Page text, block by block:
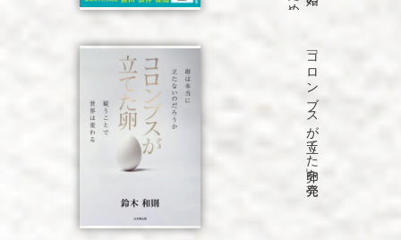
「コロンブスが立てた卵」を発売